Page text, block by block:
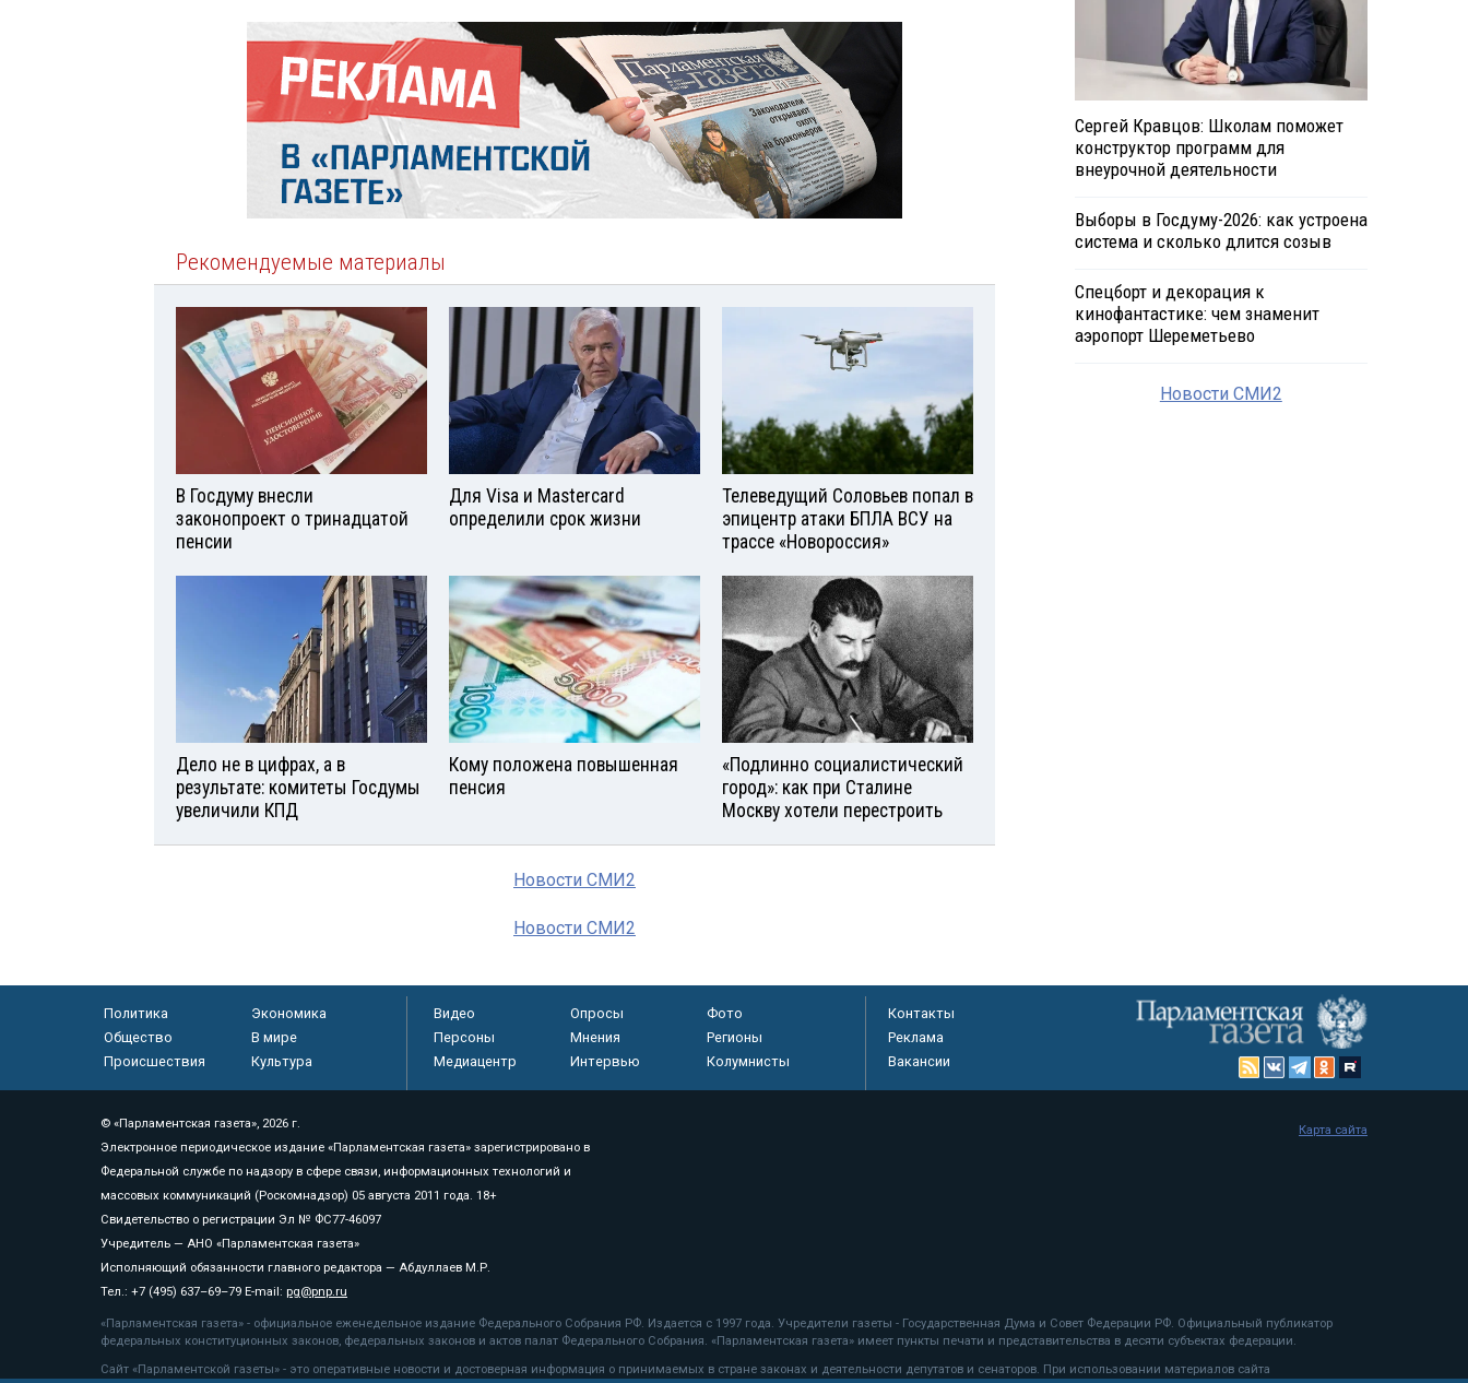
Рекомендуемые материалы
В Госдуму внесли
законопроект о тринадцатой
пенсии
Для Visа и Mastercard
определили срок жизни
Телеведущий Соловьев попал в
эпицентр атаки БПЛА ВСУ на
трассе «Новороссия»
Дело не в цифрах, а в
результате: комитеты Госдумы
увеличили КПД
Кому положена повышенная
пенсия
«Подлинно социалистический
город»: как при Сталине
Москву хотели перестроить
Новости СМИ2
Новости СМИ2
Сергей Кравцов: Школам поможет
конструктор программ для
внеурочной деятельности
Выборы в Госдуму-2026: как устроена
система и сколько длится созыв
Спецборт и декорация к
кинофантастике: чем знаменит
аэропорт Шереметьево
Новости СМИ2
Политика
Экономика
Общество
В мире
Происшествия
Культура
Видео Опросы
Фото
Персоны
Мнения
Регионы
Медиацентр
Интервью Колумнисты
Контакты
Реклама
Вакансии
© «Парламентская газета», 2026 г.
Электронное периодическое издание «Парламентская газета» зарегистрировано в
Федеральной службе по надзору в сфере связи, информационных технологий и
массовых коммуникаций (Роскомнадзор) 05 августа 2011 года. 18+
Свидетельство о регистрации Эл № ФС77-46097
Учредитель — АНО «Парламентская газета»
Исполняющий обязанности главного редактора — Абдуллаев М.Р.
Тел.: +7 (495) 637–69–79 E-mail: pg@pnp.ru
«Парламентская газета» - официальное еженедельное издание Федерального Собрания РФ. Издается с 1997 года. Учредители газеты - Государственная Дума и Совет Федерации РФ. Официальный публикатор
федеральных конституционных законов, федеральных законов и актов палат Федерального Собрания. «Парламентская газета» имеет пункты печати и представительства в десяти субъектах федерации.
Сайт «Парламентской газеты» - это оперативные новости и достоверная информация о принимаемых в стране законах и деятельности депутатов и сенаторов. При использовании материалов сайта
Карта сайта